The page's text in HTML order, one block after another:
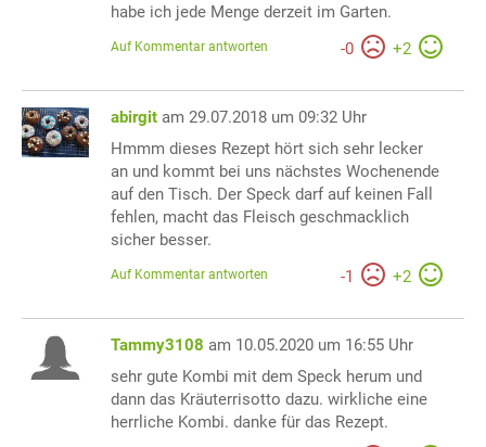
habe ich jede Menge derzeit im Garten.
-0 +2
Auf Kommentar antworten
abirgit am 29.07.2018 um 09:32 Uhr
Hmmm dieses Rezept hört sich sehr lecker
an und kommt bei uns nächstes Wochenende
auf den Tisch. Der Speck darf auf keinen Fall
fehlen, macht das Fleisch geschmacklich
sicher besser.
-1 +2
Auf Kommentar antworten
Tammy3108 am 10.05.2020 um 16:55 Uhr
sehr gute Kombi mit dem Speck herum und
dann das Kräuterrisotto dazu. wirkliche eine
herrliche Kombi. danke für das Rezept.